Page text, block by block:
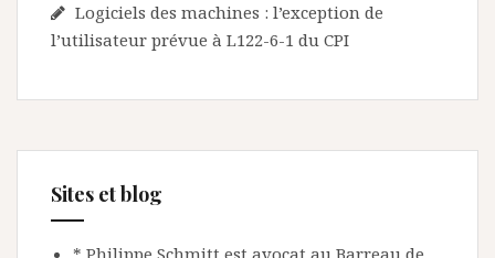
Logiciels des machines : l’exception de
l’utilisateur prévue à L122-6-1 du CPI
Sites et blog
* Philippe Schmitt est avocat au Barreau de